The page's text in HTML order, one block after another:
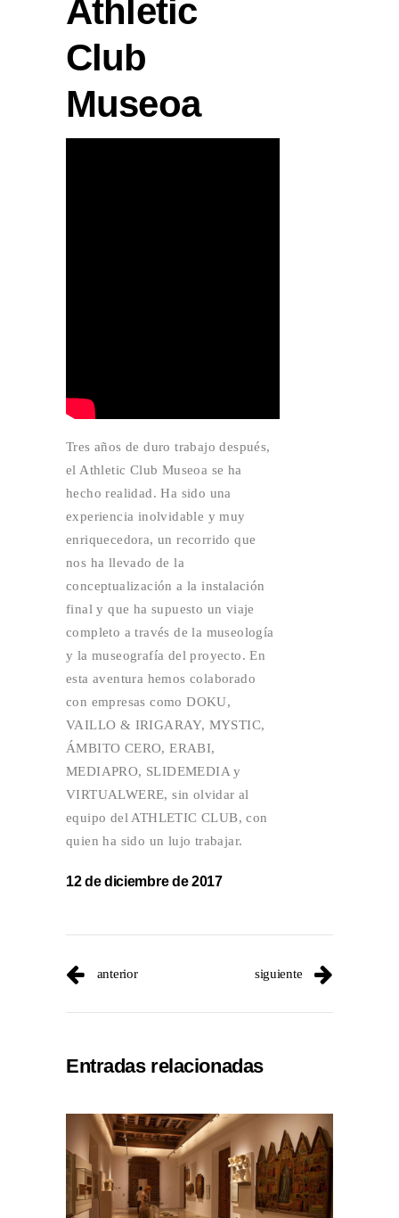
Athletic
Club
Museoa
Tres años de duro trabajo después,
el Athletic Club Museoa se ha
hecho realidad. Ha sido una
experiencia inolvidable y muy
enriquecedora, un recorrido que
nos ha llevado de la
conceptualización a la instalación
final y que ha supuesto un viaje
completo a través de la museología
y la museografía del proyecto. En
esta aventura hemos colaborado
con empresas como DOKU,
VAILLO & IRIGARAY, MYSTIC,
ÁMBITO CERO, ERABI,
MEDIAPRO, SLIDEMEDIA y
VIRTUALWERE, sin olvidar al
equipo del ATHLETIC CLUB, con
quien ha sido un lujo trabajar.
12 de diciembre de 2017
anterior siguiente
Entradas relacionadas